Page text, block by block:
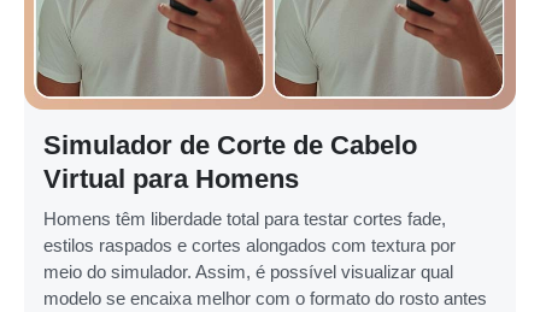
Simulador de Corte de Cabelo
Virtual para Homens
Homens têm liberdade total para testar cortes fade,
estilos raspados e cortes alongados com textura por
meio do simulador. Assim, é possível visualizar qual
modelo se encaixa melhor com o formato do rosto antes